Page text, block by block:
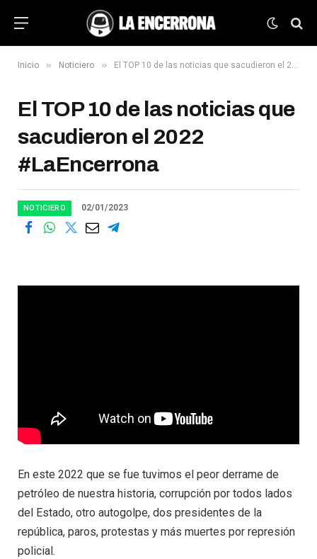
Inicio » Noticiero » El TOP 10 de las noticias que sacudieron el 2022 #LaEncerrona
El TOP 10 de las noticias que
sacudieron el 2022
#LaEncerrona
NOTICIERO 02/01/2023
En este 2022 que se fue tuvimos el peor derrame de
petróleo de nuestra historia, corrupción por todos lados
del Estado, otro autogolpe, dos presidentes de la
república, paros, protestas y más muertes por represión
policial.